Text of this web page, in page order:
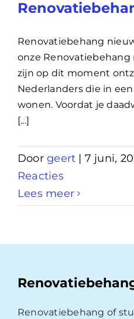
Renovatiebehang
onze
zijn op dit moment
Nederlanders die in
wonen. Voordat je
[...]
Doorgeert | 7 juni,
Reacties
Lees meer
Renovatiebehang of